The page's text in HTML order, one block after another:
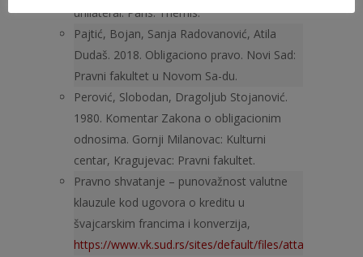
unilatéral. Paris: Thémis.
Pajtić, Bojan, Sanja Radovanović, Atila
Dudaš. 2018. Obligaciono pravo. Novi Sad:
Pravni fakultet u Novom Sa-du.
Perović, Slobodan, Dragoljub Stojanović.
1980. Komentar Zakona o obligacionim
odnosima. Gornji Milanovac: Kulturni
centar, Kragujevac: Pravni fakultet.
Pravno shvatanje – punovažnost valutne
klauzule kod ugovora o kreditu u
švajcarskim francima i konverzija,
https://www.vk.sud.rs/sites/default/files/attachments/